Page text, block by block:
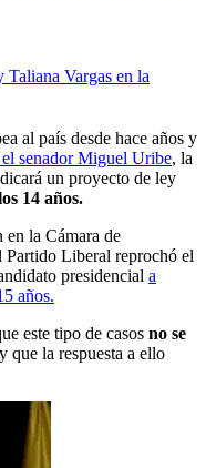
Vargas en la
al país desde hace años y
senador Miguel Uribe, la
un proyecto de ley
14 años.
en la Cámara de
Partido Liberal reprochó el
presidencial a
años.
este tipo de casos no se
y que la respuesta a ello